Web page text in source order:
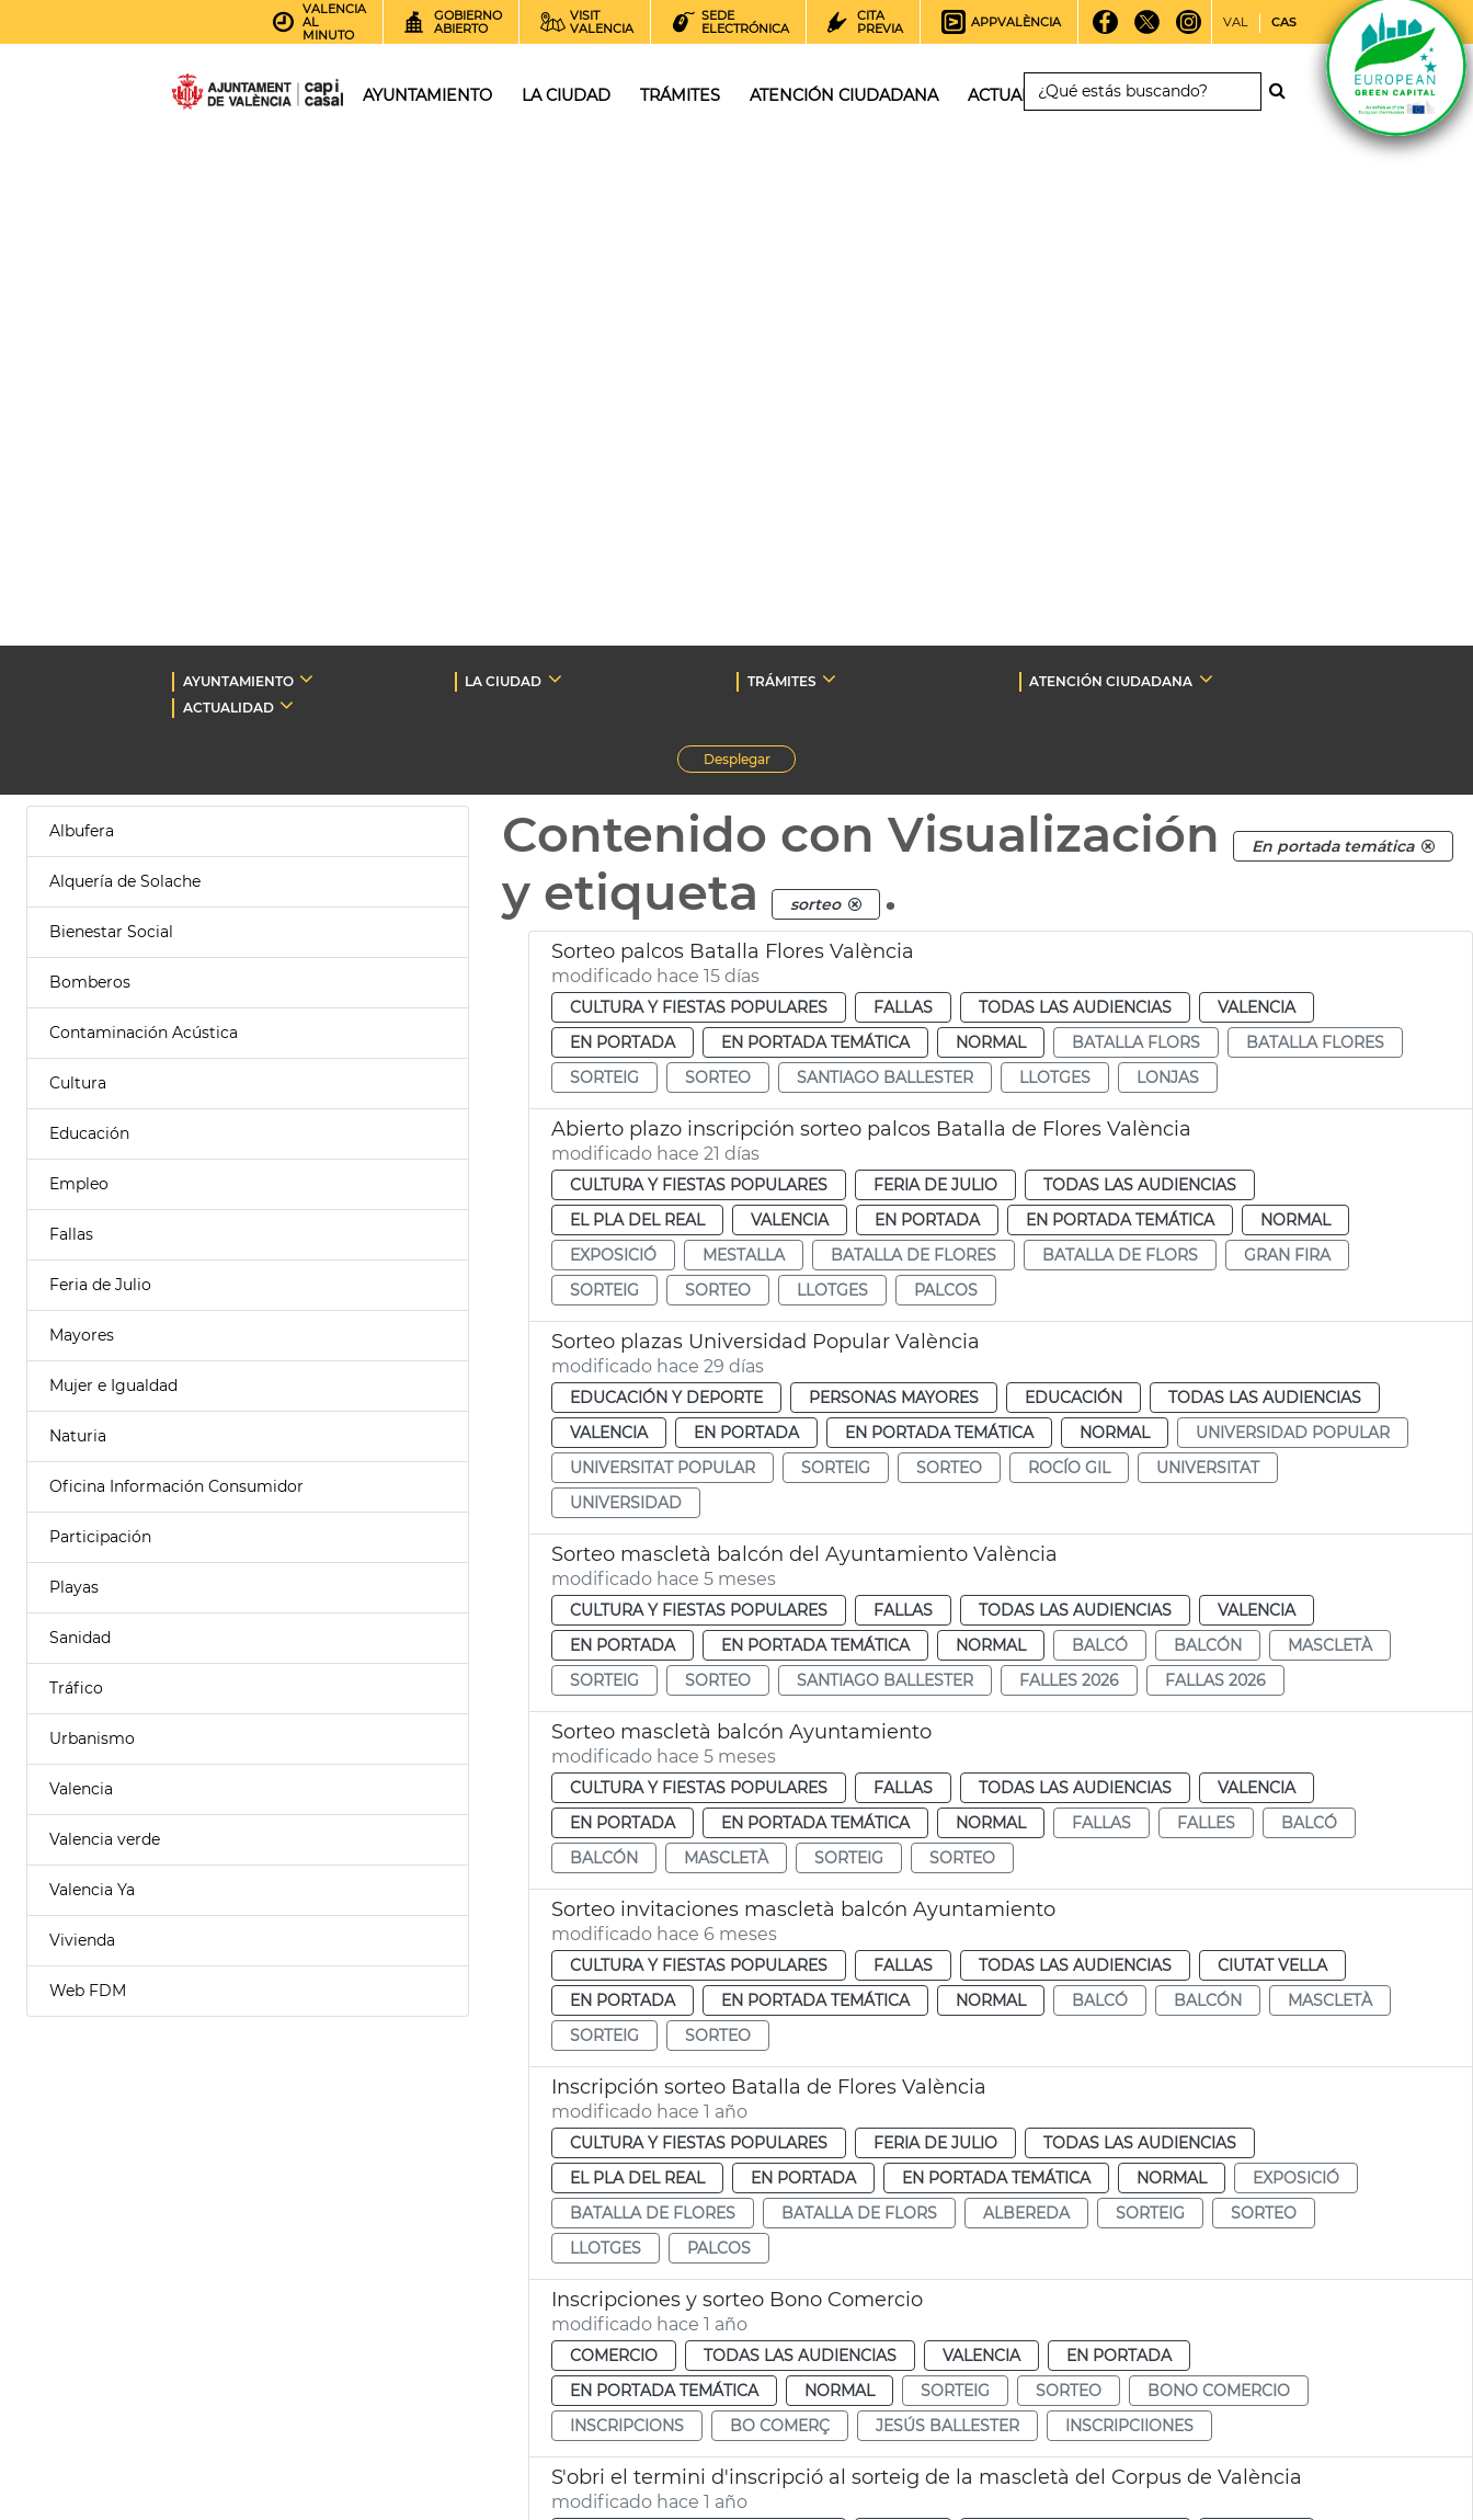
VALENCIA
AL
MINUTO
GOBIERNO
ABIERTO
VISIT
VALENCIA
SEDE
ELECTRÓNICA
CITA
PREVIA
APPVALÈNCIA VAL CAS
AYUNTAMIENTO LA CIUDAD TRÁMITES ATENCIÓN CIUDADANA ACTUALIDAD
AYUNTAMIENTO LA CIUDAD TRÁMITES
ATENCIÓN CIUDADANA
ACTUALIDAD
Desplegar
Albufera
Alquería de Solache
Bienestar Social
Bomberos
Contaminación Acústica
Cultura
Educación
Empleo
Fallas
Feria de Julio
Mayores
Mujer e Igualdad
Naturia
Oficina Información Consumidor
Participación
Playas
Sanidad
Tráfico
Urbanismo
Valencia
Valencia verde
Valencia Ya
Vivienda
Web FDM
Contenido con Visualización En portada temática
y etiqueta sorteo .
Sorteo palcos Batalla Flores València
modificado hace 15 días
CULTURA Y FIESTAS POPULARES FALLAS TODAS LAS AUDIENCIAS
VALENCIA
EN PORTADA
EN PORTADA TEMÁTICA NORMAL BATALLA FLORS
BATALLA FLORES
SORTEIG
SORTEO SANTIAGO BALLESTER LLOTGES LONJAS
Abierto plazo inscripción sorteo palcos Batalla de Flores València
modificado hace 21 días
CULTURA Y FIESTAS POPULARES FERIA DE JULIO
TODAS LAS AUDIENCIAS
EL PLA DEL REAL
VALENCIA EN PORTADA EN PORTADA TEMÁTICA
NORMAL
EXPOSICIÓ
MESTALLA BATALLA DE FLORES BATALLA DE FLORS
GRAN FIRA
SORTEIG
SORTEO LLOTGES PALCOS
Sorteo plazas Universidad Popular València
modificado hace 29 días
EDUCACIÓN Y DEPORTE PERSONAS MAYORES EDUCACIÓN
TODAS LAS AUDIENCIAS
VALENCIA
EN PORTADA EN PORTADA TEMÁTICA NORMAL
UNIVERSIDAD POPULAR
UNIVERSITAT POPULAR
SORTEIG SORTEO ROCÍO GIL
UNIVERSITAT
UNIVERSIDAD
Sorteo mascletà balcón del Ayuntamiento València
modificado hace 5 meses
CULTURA Y FIESTAS POPULARES FALLAS TODAS LAS AUDIENCIAS
VALENCIA
EN PORTADA
EN PORTADA TEMÁTICA NORMAL BALCÓ BALCÓN
MASCLETÀ
SORTEIG
SORTEO SANTIAGO BALLESTER FALLES 2026 FALLAS 2026
Sorteo mascletà balcón Ayuntamiento
modificado hace 5 meses
CULTURA Y FIESTAS POPULARES FALLAS TODAS LAS AUDIENCIAS
VALENCIA
EN PORTADA
EN PORTADA TEMÁTICA NORMAL FALLAS FALLES
BALCÓ
BALCÓN
MASCLETÀ SORTEIG SORTEO
Sorteo invitaciones mascletà balcón Ayuntamiento
modificado hace 6 meses
CULTURA Y FIESTAS POPULARES FALLAS TODAS LAS AUDIENCIAS
CIUTAT VELLA
EN PORTADA
EN PORTADA TEMÁTICA NORMAL BALCÓ BALCÓN
MASCLETÀ
SORTEIG
SORTEO
Inscripción sorteo Batalla de Flores València
modificado hace 1 año
CULTURA Y FIESTAS POPULARES FERIA DE JULIO
TODAS LAS AUDIENCIAS
EL PLA DEL REAL
EN PORTADA EN PORTADA TEMÁTICA NORMAL
EXPOSICIÓ
BATALLA DE FLORES
BATALLA DE FLORS ALBEREDA SORTEIG
SORTEO
LLOTGES
PALCOS
Inscripciones y sorteo Bono Comercio
modificado hace 1 año
COMERCIO TODAS LAS AUDIENCIAS VALENCIA
EN PORTADA
EN PORTADA TEMÁTICA
NORMAL SORTEIG SORTEO
BONO COMERCIO
INSCRIPCIONS
BO COMERÇ JESÚS BALLESTER INSCRIPCIIONES
S'obri el termini d'inscripció al sorteig de la mascletà del Corpus de València
modificado hace 1 año